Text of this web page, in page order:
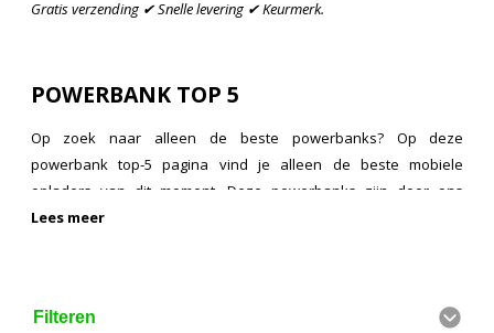
Gratis verzending ✔ Snelle levering ✔ Keurmerk.
POWERBANK TOP 5
Op zoek naar alleen de beste powerbanks? Op deze
powerbank top-5 pagina vind je alleen de beste mobiele
opladers van dit moment. Deze powerbanks zijn door ons
getest, hebben goede reviews, of zijn bijvoorbeeld goed
Lees meer
Filteren